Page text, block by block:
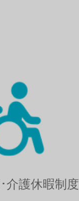
介護休暇制度​